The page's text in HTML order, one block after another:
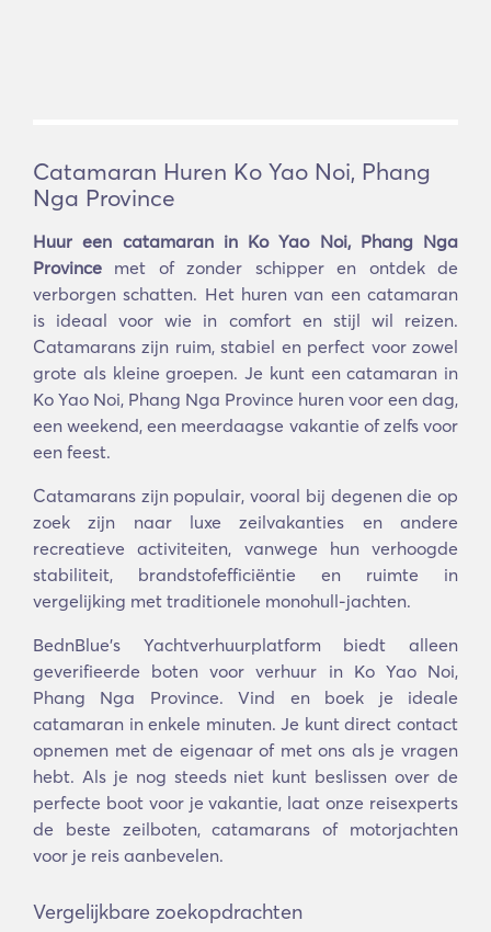
Catamaran Huren Ko Yao Noi, Phang
Nga Province
Huur een catamaran in Ko Yao Noi, Phang Nga
Province met of zonder schipper en ontdek de
verborgen schatten. Het huren van een catamaran
is ideaal voor wie in comfort en stijl wil reizen.
Catamarans zijn ruim, stabiel en perfect voor zowel
grote als kleine groepen. Je kunt een catamaran in
Ko Yao Noi, Phang Nga Province huren voor een dag,
een weekend, een meerdaagse vakantie of zelfs voor
een feest.
Catamarans zijn populair, vooral bij degenen die op
zoek zijn naar luxe zeilvakanties en andere
recreatieve activiteiten, vanwege hun verhoogde
stabiliteit, brandstofefficiëntie en ruimte in
vergelijking met traditionele monohull-jachten.
BednBlue's Yachtverhuurplatform biedt alleen
geverifieerde boten voor verhuur in Ko Yao Noi,
Phang Nga Province. Vind en boek je ideale
catamaran in enkele minuten. Je kunt direct contact
opnemen met de eigenaar of met ons als je vragen
hebt. Als je nog steeds niet kunt beslissen over de
perfecte boot voor je vakantie, laat onze reisexperts
de beste zeilboten, catamarans of motorjachten
voor je reis aanbevelen.
Vergelijkbare zoekopdrachten